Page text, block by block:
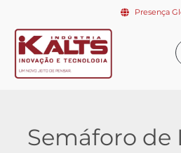
Presença
Semáforo de